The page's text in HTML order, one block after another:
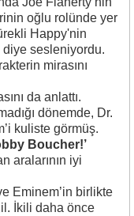
oğlu rolünde yer
Happy'nin
sesleniyordu.
mirasını
da anlattı.
dönemde, Dr.
kuliste görmüş.
Boucher!’
aralarının iyi
Eminem’in birlikte
İkili daha önce